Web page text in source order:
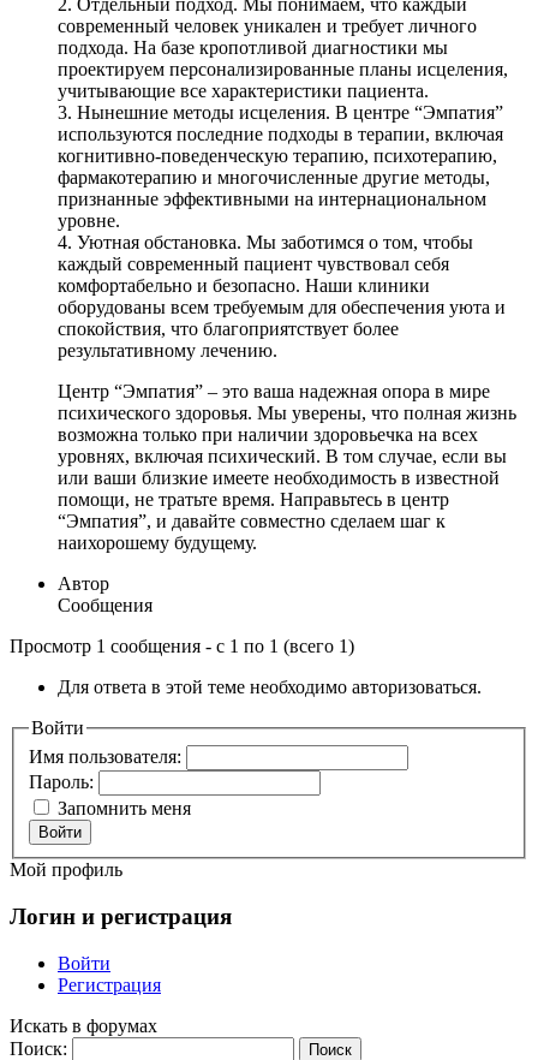
современный человек уникален и требует личного
подхода. На базе кропотливой диагностики мы
проектируем персонализированные планы исцеления,
учитывающие все характеристики пациента.
3. Нынешние методы исцеления. В центре “Эмпатия”
используются последние подходы в терапии, включая
когнитивно-поведенческую терапию, психотерапию,
фармакотерапию и многочисленные другие методы,
признанные эффективными на интернациональном
уровне.
4. Уютная обстановка. Мы заботимся о том, чтобы
каждый современный пациент чувствовал себя
комфортабельно и безопасно. Наши клиники
оборудованы всем требуемым для обеспечения уюта и
спокойствия, что благоприятствует более
результативному лечению.
Центр “Эмпатия” – это ваша надежная опора в мире
психического здоровья. Мы уверены, что полная жизнь
возможна только при наличии здоровьечка на всех
уровнях, включая психический. В том случае, если вы
или ваши близкие имеете необходимость в известной
помощи, не тратьте время. Направьтесь в центр
“Эмпатия”, и давайте совместно сделаем шаг к
наихорошему будущему.
Автор
Сообщения
Просмотр 1 сообщения - с 1 по 1 (всего 1)
Для ответа в этой теме необходимо авторизоваться.
Войти
Имя пользователя:
Пароль:
Запомнить меня
Войти
Мой профиль
Логин и регистрация
Войти
Регистрация
Искать в форумах
Поиск: